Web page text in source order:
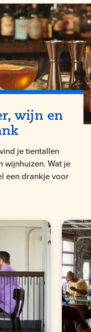
wijn en
je tientallen
Wat je
een drankje voor